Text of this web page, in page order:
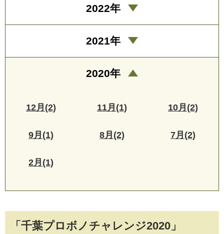
「千葉プロボノチャレンジ2020」
2022年
2021年
2020年
12月(2) 11月(1) 10月(2)
9月(1) 8月(2) 7月(2)
2月(1)